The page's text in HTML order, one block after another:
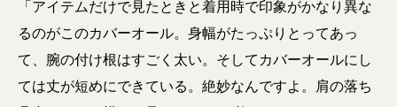
「アイテムだけで見たときと着用時で印象がかなり異な
るのがこのカバーオール。身幅がたっぷりとってあっ
て、腕の付け根はすごく太い。そしてカバーオールにし
ては丈が短めにできている。絶妙なんですよ。肩の落ち